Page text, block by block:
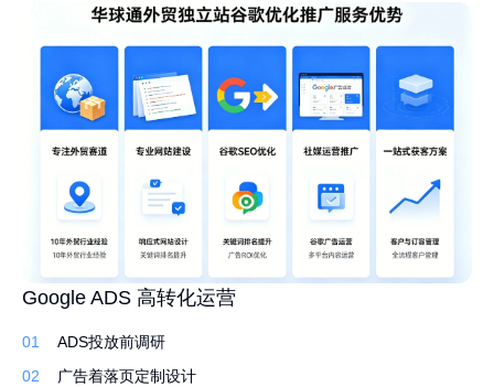
高转化外贸建站 持续获取询盘
01
先策划，再建站
02
定制建站系统，灵活易用
Google ADS 高转化运营
01
ADS投放前调研
02
广告着落页定制设计
外贸网站 Google SEO 白帽排名优化
01
行业调研了解产品
02
筛选合适的关键词排名